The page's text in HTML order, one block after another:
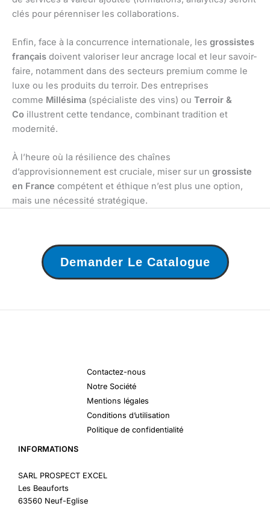
clés pour pérenniser les collaborations.
Enfin, face à la concurrence internationale, les grossistes
français doivent valoriser leur ancrage local et leur savoir-
faire, notamment dans des secteurs premium comme le
luxe ou les produits du terroir. Des entreprises
comme Millésima (spécialiste des vins) ou Terroir &
Co illustrent cette tendance, combinant tradition et
modernité.
À l’heure où la résilience des chaînes
d’approvisionnement est cruciale, miser sur un grossiste
en France compétent et éthique n’est plus une option,
mais une nécessité stratégique.
Demander Le Catalogue
Contactez-nous
Notre Société
Mentions légales
Conditions d’utilisation
Politique de confidentialité
INFORMATIONS
SARL PROSPECT EXCEL
Les Beauforts
63560 Neuf-Eglise